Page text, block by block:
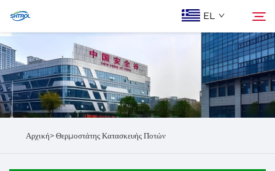
EL
Ποιοι Είμαστε
Προϊόντα
Αναζήτηση
Αρχική>Θερμοστάτης Κατασκευής Ποτών